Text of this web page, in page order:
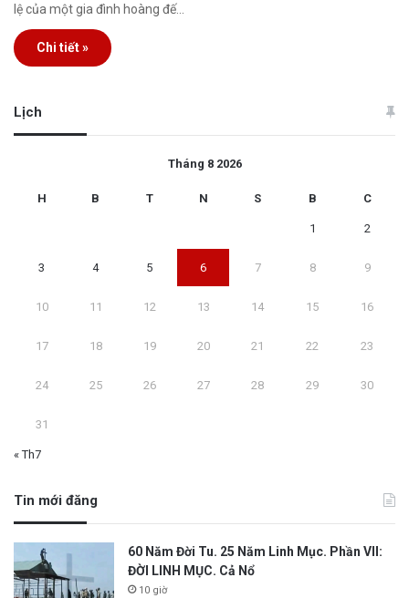
lệ của một gia đình hoàng đế…
Chi tiết »
Lịch
Tháng 8 2026
H B T N S B C
1 2
3 4 5 6 7 8 9
10 11 12 13 14 15 16
17 18 19 20 21 22 23
24 25 26 27 28 29 30
31
« Th7
Tin mới đăng
60 Năm Đời Tu. 25 Năm Linh Mục. Phần VII:
ĐỜI LINH MỤC. Cả Nổ
10 giờ